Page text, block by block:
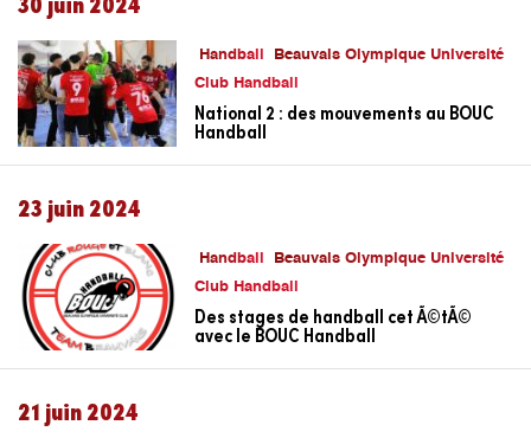
Handball
Beauvais Olympique Université
Club Handball
National 2 : des mouvements au BOUC
Handball
23 juin 2024
Handball
Beauvais Olympique Université
Club Handball
Des stages de handball cet Ã©tÃ©
avec le BOUC Handball
21 juin 2024